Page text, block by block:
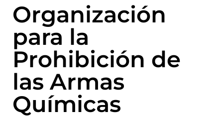
Organización
para la
Prohibición de
las Armas
Químicas